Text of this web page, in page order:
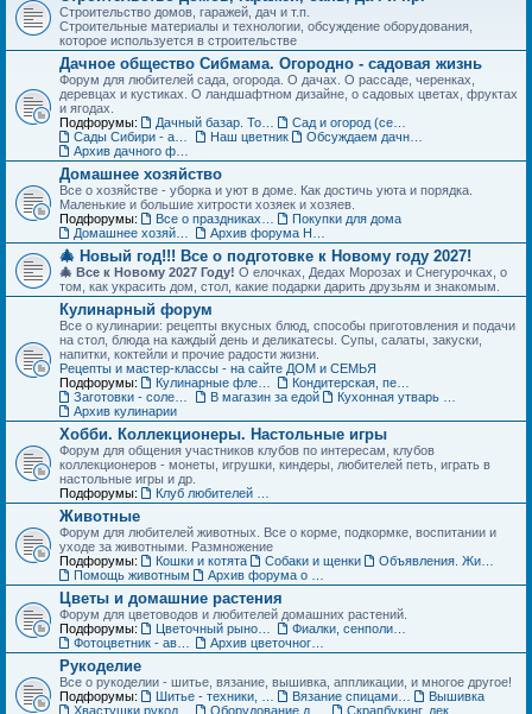
Строительство домов, гаражей, дач и т.п.
Строительные материалы и технологии, обсуждение оборудования,
которое используется в строительстве
Дачное общество Сибмама. Огородно - садовая жизнь
Форум для любителей сада, огорода. О дачах. О рассаде, черенках,
деревцах и кустиках. О ландшафтном дизайне, о садовых цветах, фруктах
и ягодах.
Подфорумы:
Наш цветник
Домашнее хозяйство
Все о хозяйстве - уборка и уют в доме. Как достичь уюта и порядка.
Маленькие и большие хитрости хозяек и хозяев.
Подфорумы:
Покупки для дома
🎄 Новый год!!! Все о подготовке к Новому году 2027!
🎄 Все к Новому 2027 Году! О елочках, Дедах Морозах и Снегурочках, о
том, как украсить дом, стол, какие подарки дарить друзьям и знакомым.
Кулинарный форум
Все о кулинарии: рецепты вкусных блюд, способы приготовления и подачи
на стол, блюда на каждый день и деликатесы. Супы, салаты, закуски,
напитки, коктейли и прочие радости жизни.
Рецепты и мастер-классы - на сайте ДОМ и СЕМЬЯ
Подфорумы:
В магазин за едой
Архив кулинарии
Хобби. Коллекционеры. Настольные игры
Форум для общения участников клубов по интересам, клубов
коллекционеров - монеты, игрушки, киндеры, любителей петь, играть в
настольные игры и др.
Подфорумы:
Животные
Форум для любителей животных. Все о корме, подкормке, воспитании и
уходе за животными. Размножение
Подфорумы:
Кошки и котята Собаки и щенки
Помощь животным
Цветы и домашние растения
Форум для цветоводов и любителей домашних растений.
Подфорумы:
Рукоделие
Все о рукоделии - шитье, вязание, вышивка, аппликации, и многое другое!
Подфорумы:
Вышивка